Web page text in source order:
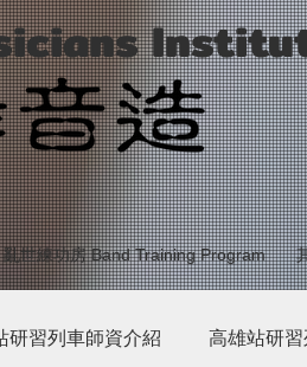
亂世練功房 Band Training Program
研習列車師資介紹 高雄站研